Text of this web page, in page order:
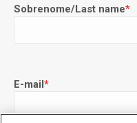
Sobrenome/Last name*
E-mail*